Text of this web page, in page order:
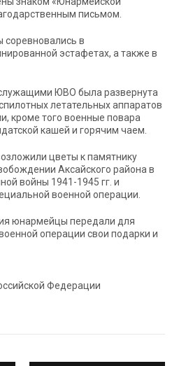
письмом.
в
эстафетах, а также в
ЮВО была развернута
летательных аппаратов
кроме того военные повара
кашей и горячим чаем.
цветы к памятнику
Аксайского района в
войны 1941-1945 гг. и
военной операции.
юнармейцы передали для
операции свои подарки и
Федерации